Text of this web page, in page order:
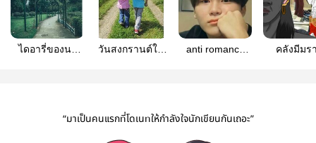
ไดอารี่ของนก
วันสงกรานต์ใน
anti romance
คลังมีมร
“มาเป็นคนแรกที่โดเนทให้กำลังใจนักเขียนกันเถอะ”